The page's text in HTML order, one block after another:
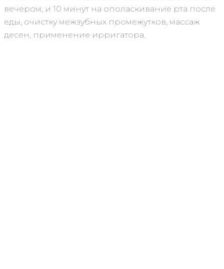
вечером, и 10 минут на ополаскивание рта после
еды, очистку межзубных промежутков, массаж
десен, применение ирригатора.